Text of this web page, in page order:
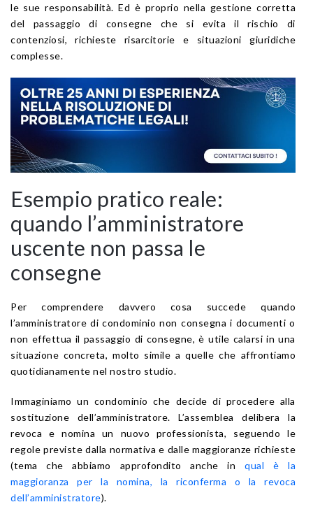
le sue responsabilità. Ed è proprio nella gestione corretta
del passaggio di consegne che si evita il rischio di
contenziosi, richieste risarcitorie e situazioni giuridiche
complesse.
Esempio pratico reale:
quando l’amministratore
uscente non passa le
consegne
Per comprendere davvero cosa succede quando
l’amministratore di condominio non consegna i documenti o
non effettua il passaggio di consegne, è utile calarsi in una
situazione concreta, molto simile a quelle che affrontiamo
quotidianamente nel nostro studio.
Immaginiamo un condominio che decide di procedere alla
sostituzione dell’amministratore. L’assemblea delibera la
revoca e nomina un nuovo professionista, seguendo le
regole previste dalla normativa e dalle maggioranze richieste
(tema che abbiamo approfondito anche inqual è la
maggioranza per la nomina, la riconferma o la revoca
dell’amministratore).